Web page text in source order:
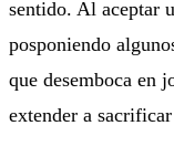
sentido. Al aceptar
posponiendo
que desemboca en
extender a